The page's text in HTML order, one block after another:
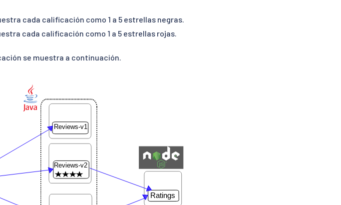
cada calificación como 1 a 5 estrellas negras.
cada calificación como 1 a 5 estrellas rojas.
se muestra a continuación.